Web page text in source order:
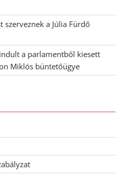
a Júlia Fürdő
a parlamentből kiesett
Miklós büntetőügye